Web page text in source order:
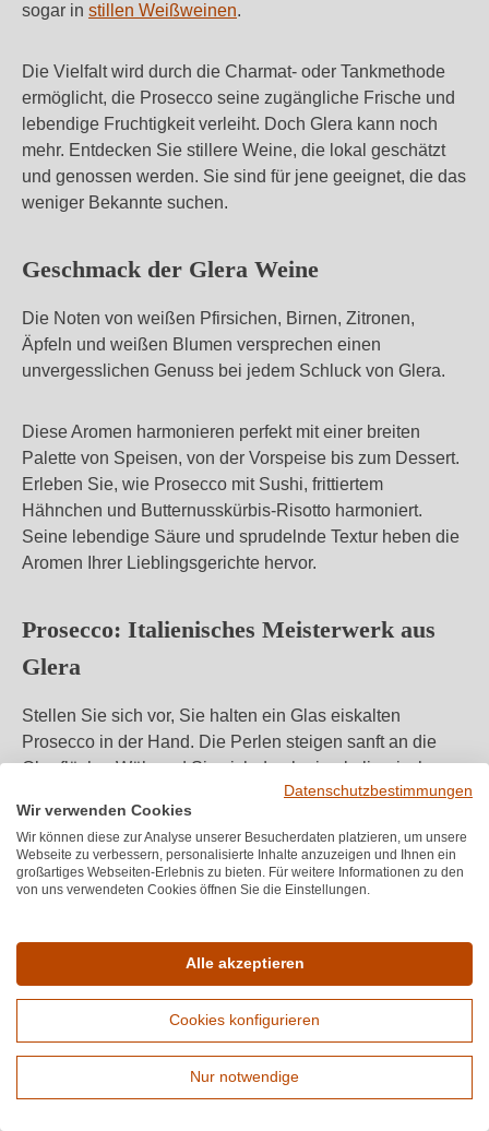
sogar in stillen Weißweinen.
Die Vielfalt wird durch die Charmat- oder Tankmethode
ermöglicht, die Prosecco seine zugängliche Frische und
lebendige Fruchtigkeit verleiht. Doch Glera kann noch
mehr. Entdecken Sie stillere Weine, die lokal geschätzt
und genossen werden. Sie sind für jene geeignet, die das
weniger Bekannte suchen.
Geschmack der Glera Weine
Die Noten von weißen Pfirsichen, Birnen, Zitronen,
Äpfeln und weißen Blumen versprechen einen
unvergesslichen Genuss bei jedem Schluck von Glera.
Diese Aromen harmonieren perfekt mit einer breiten
Palette von Speisen, von der Vorspeise bis zum Dessert.
Erleben Sie, wie Prosecco mit Sushi, frittiertem
Hähnchen und Butternusskürbis-Risotto harmoniert.
Seine lebendige Säure und sprudelnde Textur heben die
Aromen Ihrer Lieblingsgerichte hervor.
Prosecco: Italienisches Meisterwerk aus
Glera
Stellen Sie sich vor, Sie halten ein Glas eiskalten
Prosecco in der Hand. Die Perlen steigen sanft an die
Oberfläche. Während Sie sich durch eine kulinarische
Reise von knusprigem Gebäck bis hin zu würzigem Käse
begeben, verspricht jeder Schluck eine Erfrischung des
Gaumens.
darauf, von Ihnen entdeckt zu werden. Es ist ein
Schlüssel zu unvergesslichen Momenten und
Geschmackserlebnissen. Auch trotz der regionalen
Konkurrenz vonerLugana,Soaveund co.
Tauchen Sie ein in die Welt von Glera und Prosecco.
Erweiterte Suche
Datenschutzbestimmungen
Wir verwenden Cookies
Wir können diese zur Analyse unserer Besucherdaten platzieren, um unsere
Webseite zu verbessern, personalisierte Inhalte anzuzeigen und Ihnen ein
großartiges Webseiten-Erlebnis zu bieten. Für weitere Informationen zu den
von uns verwendeten Cookies öffnen Sie die Einstellungen.
Alle akzeptieren
Cookies konfigurieren
Nur notwendige